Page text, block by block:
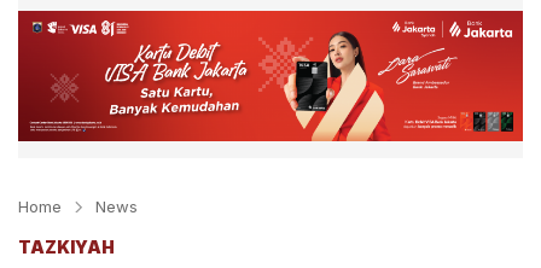
Home News
TAZKIYAH